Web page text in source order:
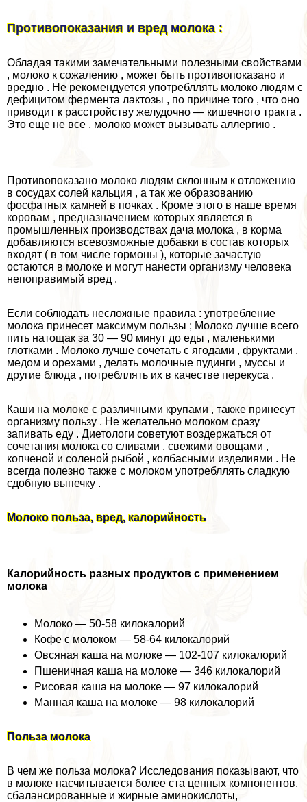
Противопоказания и вред молока :
Обладая такими замечательными полезными свойствами
, молоко к сожалению , может быть противопоказано и
вредно . Не рекомендуется употрeбллять молоко людям с
дефицитом фермента лактозы , по причине того , что оно
приводит к расстройству желудочно — кишечного тpaкта .
Это еще не все , молоко может вызывать аллергию .
Противопоказано молоко людям склонным к отложению
в сосудах солей кальция , а так же образованию
фосфатных камней в почках . Кроме этого в наше время
коровам , предназначением которых является в
промышленных производствах дача молока , в корма
добавляются всевозможные добавки в состав которых
входят ( в том числе гормоны ), которые зачастую
остаются в молоке и могут нанести организму человека
непоправимый вред .
Если соблюдать несложные правила : употрeбление
молока принесет максимум пользы ; Молоко лучше всего
пить натощак за 30 — 90 минут до еды , маленькими
глотками . Молоко лучше сочетать с ягодами , фруктами ,
медом и орехами , делать молочные пудинги , муссы и
другие блюда , потрeбллять их в качестве перекуса .
Каши на молоке с различными крупами , также принесут
организму пользу . Не желательно молоком сразу
запивать еду . Диетологи советуют воздержаться от
сочетания молока со сливами , свежими овощами ,
копченой и соленой рыбой , колбасными изделиями . Не
всегда полезно также с молоком употрeбллять сладкую
сдобную выпечку .
Молоко польза, вред, калорийность
Калорийность разных продуктов с применением
молока
Молоко — 50-58 килокалорий
Кофе с молоком — 58-64 килокалорий
Овсяная каша на молоке — 102-107 килокалорий
Пшеничная каша на молоке — 346 килокалорий
Рисовая каша на молоке — 97 килокалорий
Манная каша на молоке — 98 килокалорий
Польза молока
В чем же польза молока? Исследования показывают, что
в молоке насчитывается более ста ценных компонентов,
сбалансированные и жирные аминокислоты,